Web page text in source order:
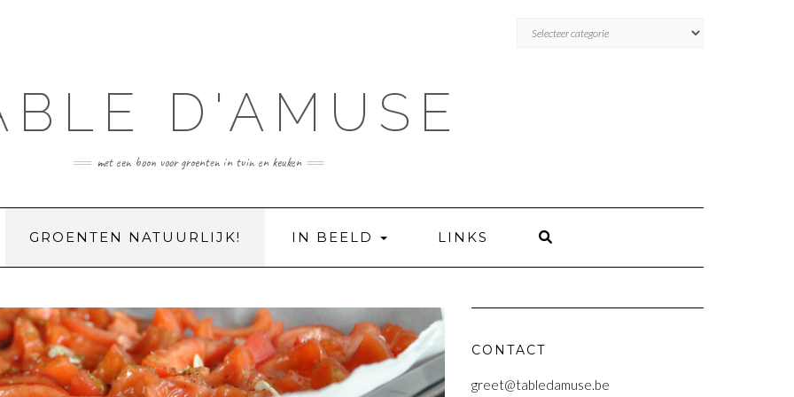
VOLGENS
D'AMUSE
met een boon voor groenten in tuin en keuken
GROENTEN NATUURLIJK! IN BEELD LINKS
CONTACT
greet@tabledamuse.be